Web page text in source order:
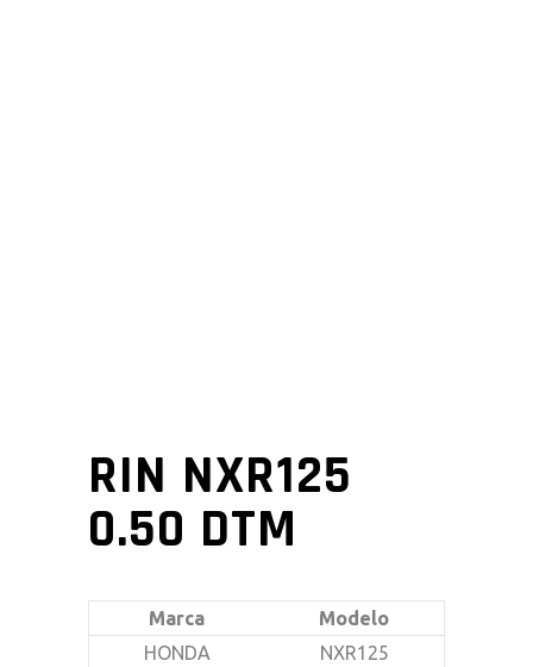
RIN NXR125
0.50 DTM
Marca
Modelo
HONDA
NXR125